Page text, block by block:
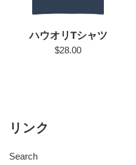
ハウオリTシャツ
Regular
$28.00
リンク
Search